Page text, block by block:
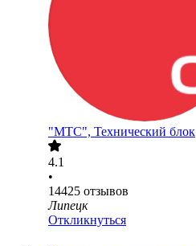
"МТС", Технический блок
4.1
•
14425 отзывов
Липецк
Откликнуться